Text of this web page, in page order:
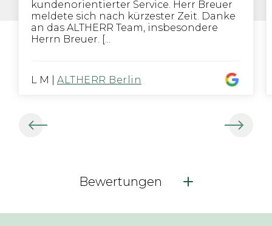
kundenorientierter Service. Herr Breuer
meldete sich nach kürzester Zeit. Danke
an das ALTHERR Team, insbesondere
Herrn Breuer. [...
L M ALTHERR Berlin
Bewertungen